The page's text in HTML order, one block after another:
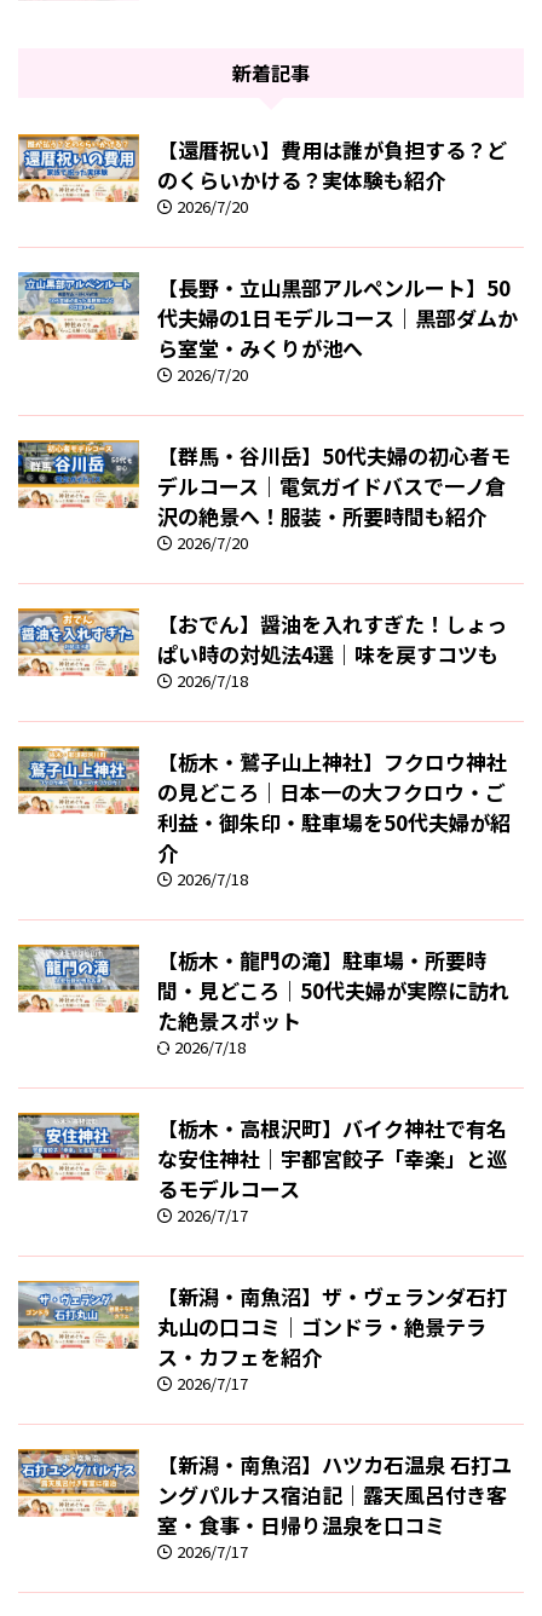
新着記事
【還暦祝い】費用は誰が負担する？ど
のくらいかける？実体験も紹介
2026/7/20
【長野・立山黒部アルペンルート】50
代夫婦の1日モデルコース｜黒部ダムか
ら室堂・みくりが池へ
2026/7/20
【群馬・谷川岳】50代夫婦の初心者モ
デルコース｜電気ガイドバスで一ノ倉
沢の絶景へ！服装・所要時間も紹介
2026/7/20
【おでん】醤油を入れすぎた！しょっ
ぱい時の対処法4選｜味を戻すコツも
2026/7/18
【栃木・鷲子山上神社】フクロウ神社
の見どころ｜日本一の大フクロウ・ご
利益・御朱印・駐車場を50代夫婦が紹
介
2026/7/18
【栃木・龍門の滝】駐車場・所要時
間・見どころ｜50代夫婦が実際に訪れ
た絶景スポット
2026/7/18
【栃木・高根沢町】バイク神社で有名
な安住神社｜宇都宮餃子「幸楽」と巡
るモデルコース
2026/7/17
【新潟・南魚沼】ザ・ヴェランダ石打
丸山の口コミ｜ゴンドラ・絶景テラ
ス・カフェを紹介
2026/7/17
【新潟・南魚沼】ハツカ石温泉 石打ユ
ングパルナス宿泊記｜露天風呂付き客
室・食事・日帰り温泉を口コミ
2026/7/17